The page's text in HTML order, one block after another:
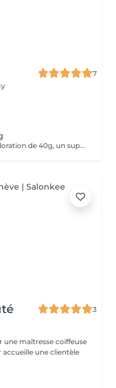
7
Le prix indiqué correspond à une coloration de 40g, un supplément peut être appliqué si une dose supplémentaire est nécessaire.
3
accueille une clientèle